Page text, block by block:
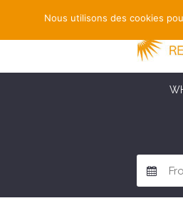
Nous utilisons des cookies